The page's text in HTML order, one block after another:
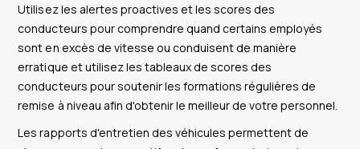
Utilisez les alertes proactives et les scores des
conducteurs pour comprendre quand certains employés
sont en excès de vitesse ou conduisent de manière
erratique et utilisez les tableaux de scores des
conducteurs pour soutenir les formations régulières de
remise à niveau afin d'obtenir le meilleur de votre personnel.
Les rapports d'entretien des véhicules permettent de